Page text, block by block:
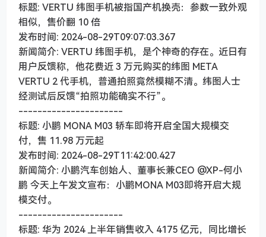
标题: VERTU 纬图手机被指国产机换壳：参数一致外观
相似，售价翻 10 倍
发布时间: 2024-08-29T09:07:03.367
新闻简介: VERTU 纬图手机，是个神奇的存在。近日有
用户反馈称，他花费近 3 万元购买的纬图 META
VERTU 2 代手机，普通拍照竟然模糊不清。纬图人士
经测试后反馈“拍照功能确实不行”。
----------------------
标题: 小鹏 MONA M03 轿车即将开启全国大规模交
付，售 11.98 万元起
发布时间: 2024-08-29T11:42:00.427
新闻简介: 小鹏汽车创始人、董事长兼CEO @XP-何小
鹏 今天上午发文宣布：小鹏MONA M03即将开启大规
模交付。
----------------------
标题: 华为 2024 上半年销售收入 4175 亿元，同比增长